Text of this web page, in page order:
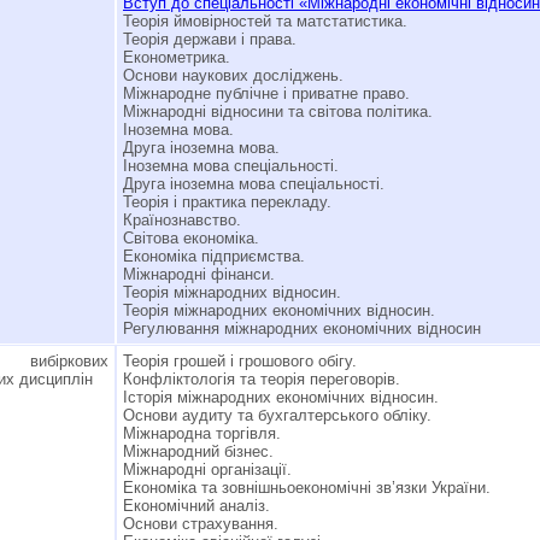
Теорія ймовірностей та матстатистика.
Теорія держави і права.
Економетрика.
Основи наукових досліджень.
Міжнародне публічне і приватне право.
Міжнародні відносини та світова політика.
Іноземна мова.
Друга іноземна мова.
Іноземна мова спеціальності.
Друга іноземна мова спеціальності.
Теорія і практика перекладу.
Країнознавство.
Світова економіка.
Економіка підприємства.
Міжнародні фінанси.
Теорія міжнародних відносин.
Теорія міжнародних економічних відносин.
Регулювання міжнародних економічних відносин
вибіркових
дисциплін
Теорія грошей і грошового обігу.
Конфліктологія та теорія переговорів.
Історія міжнародних економічних відносин.
Основи аудиту та бухгалтерського обліку.
Міжнародна торгівля.
Міжнародний бізнес.
Міжнародні організації.
Економіка та зовнішньоекономічні зв’язки України.
Економічний аналіз.
Основи страхування.